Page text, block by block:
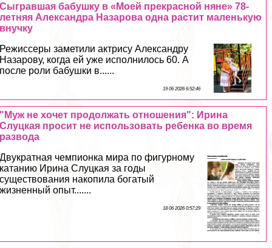
Сыгравшая бабушку в «Моей прекрасной няне» 78-
летняя Александра Назарова одна растит маленькую
внучку
Режиссеры заметили актрису Александру
Назарову, когда ей уже исполнилось 60. А
после роли бабушки в......
19 06 2026 6:52:46
"Муж не хочет продолжать отношения": Ирина
Слуцкая просит не использовать ребенка во время
развода
Двукратная чемпионка мира по фигурному
катанию Ирина Слуцкая за годы
существования накопила богатый
жизненный опыт.......
18 06 2026 0:57:29